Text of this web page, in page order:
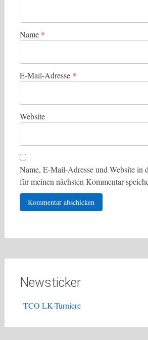
Name *
E-Mail-Adresse *
Website
Name, E-Mail-Adresse und Website in
für meinen nächsten Kommentar
Newsticker
TCO LK-Turniere